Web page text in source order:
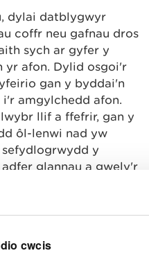
cwcis
dylai datblygwyr
coffr neu gafnau dros
sych ar gyfer y
yr afon. Dylid osgoi'r
gan y byddai'n
amgylchedd afon.
llif a ffefrir, gan y
ôl-lenwi nad yw
y
glannau a gwely'r
sianel dargyfeirio
ystod amodau